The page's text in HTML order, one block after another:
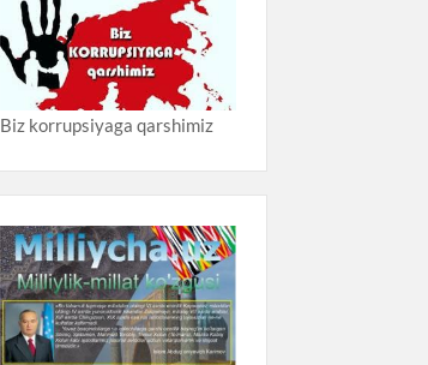
Biz korrupsiyaga qarshimiz